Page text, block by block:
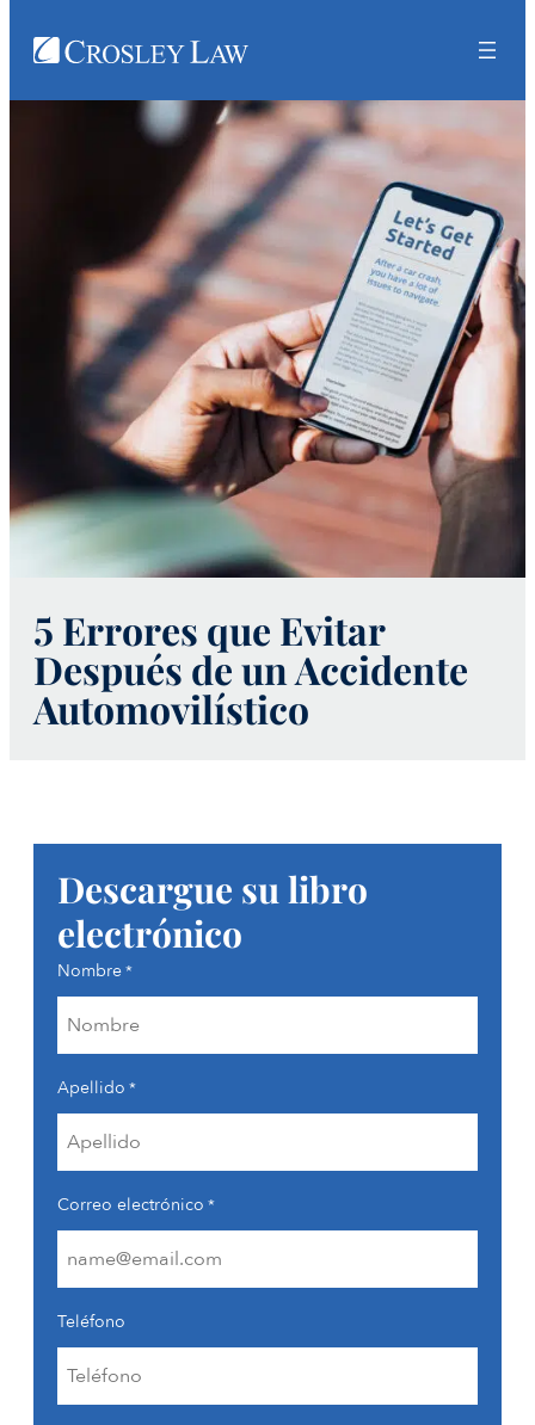
5 Errores que Evitar
Después de un Accidente
Automovilístico
Descargue su libro
electrónico
Nombre*
Apellido *
Correo electrónico *
Teléfono